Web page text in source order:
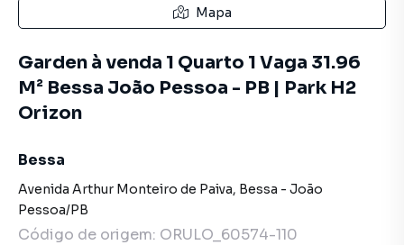
Mapa
Garden à venda 1 Quarto 1 Vaga 31.96
M² Bessa João Pessoa - PB | Park H2
Orizon
Bessa
Avenida Arthur Monteiro de Paiva, Bessa - João
Pessoa/PB
Código de origem: ORULO_60574-110